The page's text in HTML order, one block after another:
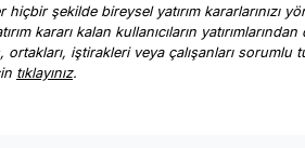
şekilde bireysel yatırım kararlarınızı
kararı kalan kullanıcıların
iştirakleri veya çalışanları sorumlu
tıklayınız.